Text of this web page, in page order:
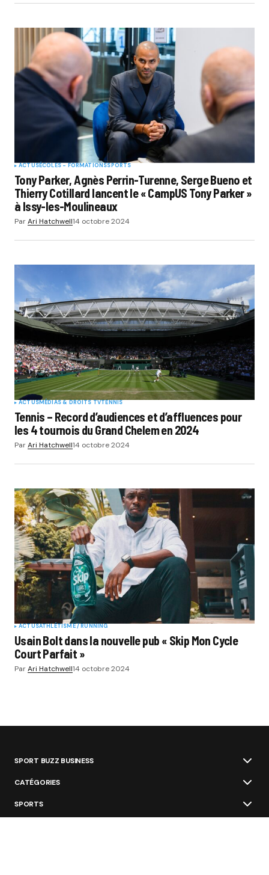
ACTUSÉCOLES - FORMATIONSSPORTS
Tony Parker, Agnès Perrin-Turenne, Serge Bueno et
Thierry Cotillard lancent le « CampUS Tony Parker »
à Issy-les-Moulineaux
ParAri Hatchwell14 octobre 2024
ACTUSMÉDIAS & DROITS TVTENNIS
Tennis – Record d’audiences et d’affluences pour
les 4 tournois du Grand Chelem en 2024
ParAri Hatchwell14 octobre 2024
ACTUSATHLÉTISME / RUNNING
Usain Bolt dans la nouvelle pub « Skip Mon Cycle
Court Parfait »
ParAri Hatchwell14 octobre 2024
SPORT BUZZ BUSINESS
CATÉGORIES
SPORTS